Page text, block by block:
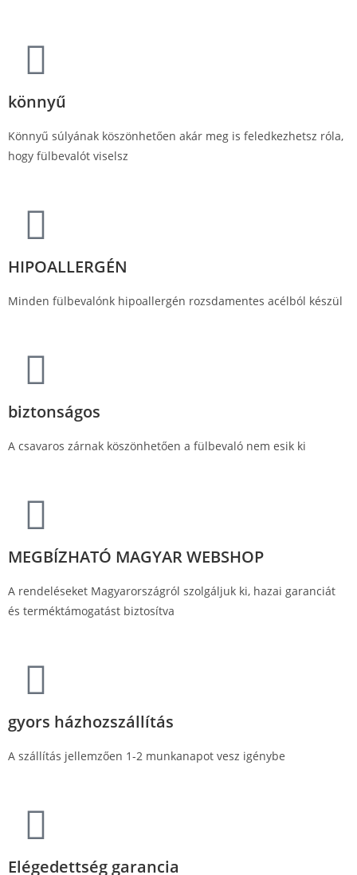
könnyű
Könnyű súlyának köszönhetően akár meg is feledkezhetsz róla,
hogy fülbevalót viselsz
HIPOALLERGÉN
Minden fülbevalónk hipoallergén rozsdamentes acélból készül
biztonságos
A csavaros zárnak köszönhetően a fülbevaló nem esik ki
MEGBÍZHATÓ MAGYAR WEBSHOP
A rendeléseket Magyarországról szolgáljuk ki, hazai garanciát
és terméktámogatást biztosítva
gyors házhozszállítás
A szállítás jellemzően 1-2 munkanapot vesz igénybe
Elégedettség garancia